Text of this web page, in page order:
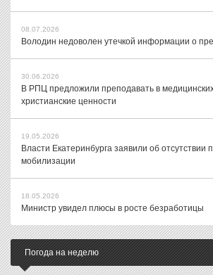
08.07.2026
Володин недоволен утечкой информации о
30.06.2026
В РПЦ предложили преподавать в
христианские ценности
19.05.2026
Власти Екатеринбурга заявили об отсутствии
мобилизации
18.05.2026
Министр увидел плюсы в росте безработицы
Погода на неделю